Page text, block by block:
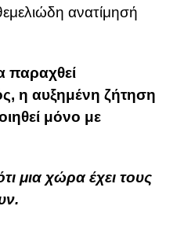
ανατίμησή
παραχθεί
η αυξημένη ζήτηση
μόνο με
μια χώρα έχει τους